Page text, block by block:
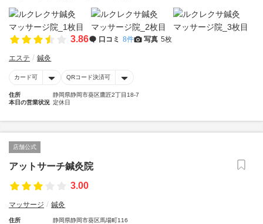
3.86 口コミ 8件 写真 5枚
エステ 鍼灸
カード可 QRコード決済可
住所
静岡県静岡市葵区鷹匠2丁目18-7
本日の営業状況 定休日
店舗公式
アットサーチ鍼灸院
3.00
マッサージ 鍼灸
住所 静岡県静岡市葵区馬場町116